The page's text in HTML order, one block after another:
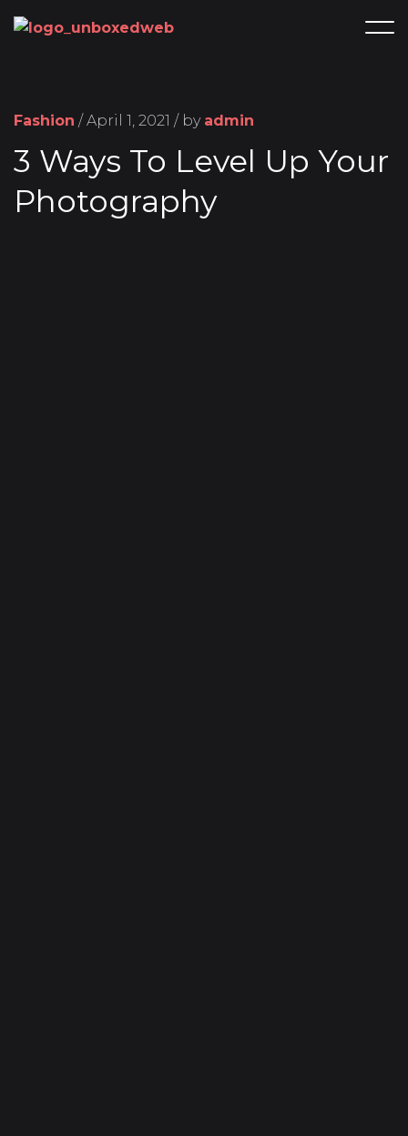
Fashion / April 1, 2021 / by admin
3 Ways To Level Up Your
Photography